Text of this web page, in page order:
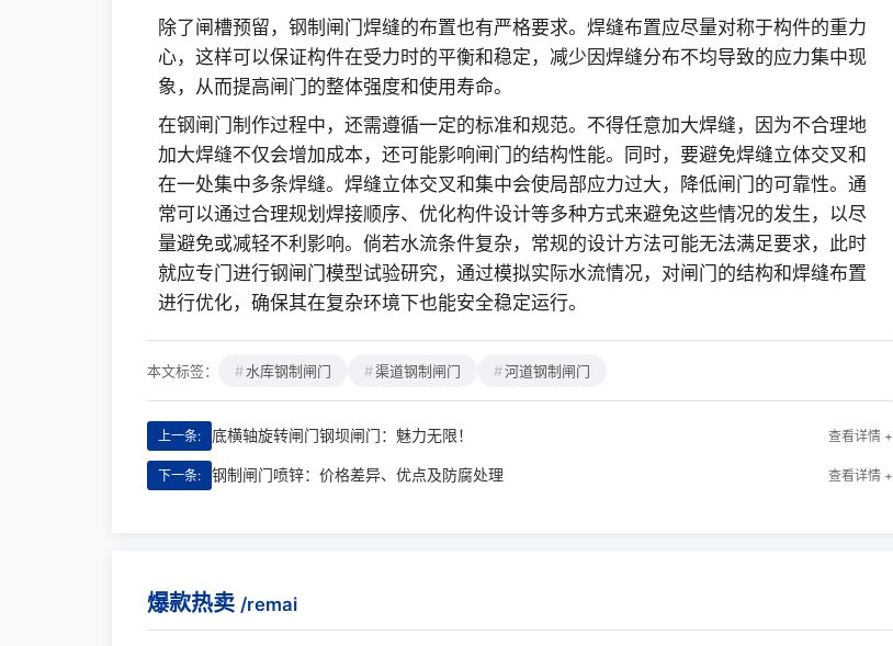
除了闸槽预留，钢制闸门焊缝的布置也有严格要求。焊缝布置应尽量对称于构件的重力
心，这样可以保证构件在受力时的平衡和稳定，减少因焊缝分布不均导致的应力集中现
象，从而提高闸门的整体强度和使用寿命。
在钢闸门制作过程中，还需遵循一定的标准和规范。不得任意加大焊缝，因为不合理地
加大焊缝不仅会增加成本，还可能影响闸门的结构性能。同时，要避免焊缝立体交叉和
在一处集中多条焊缝。焊缝立体交叉和集中会使局部应力过大，降低闸门的可靠性。通
常可以通过合理规划焊接顺序、优化构件设计等多种方式来避免这些情况的发生，以尽
量避免或减轻不利影响。倘若水流条件复杂，常规的设计方法可能无法满足要求，此时
就应专门进行钢闸门模型试验研究，通过模拟实际水流情况，对闸门的结构和焊缝布置
进行优化，确保其在复杂环境下也能安全稳定运行。
本文标签： 水库钢制闸门 渠道钢制闸门 河道钢制闸门
上一条: 底横轴旋转闸门钢坝闸门：魅力无限！ 查看详情 +
下一条: 钢制闸门喷锌：价格差异、优点及防腐处理 查看详情 +
爆款热卖 /remai